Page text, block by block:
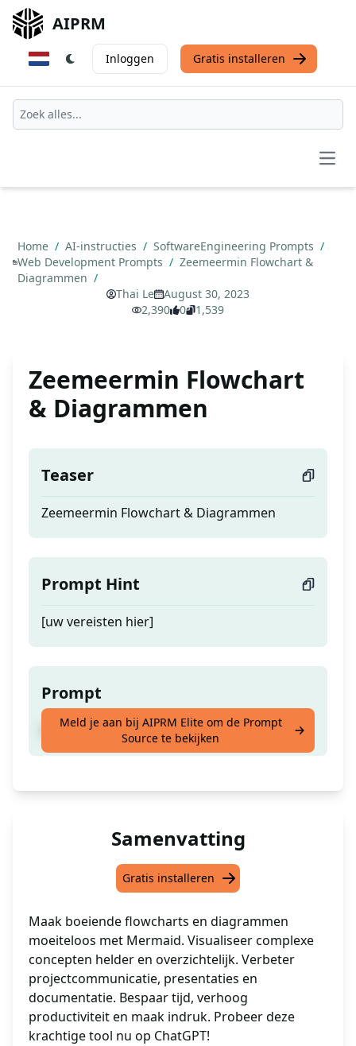
AIPRM
Inloggen Gratis installeren
Home / AI-instructies / SoftwareEngineering Prompts /
Web Development Prompts / Zeemeermin Flowchart &
Diagrammen /
Thai Le
August 30, 2023
2,390
0 1,539
Zeemeermin Flowchart
& Diagrammen
Teaser
Zeemeermin Flowchart & Diagrammen
Prompt Hint
[uw vereisten hier]
Prompt
Zeemeermin Flowchart & Diagrammen
Meld je aan bij AIPRM Elite om de Prompt
Source te bekijken
Samenvatting
Gratis installeren
Maak boeiende flowcharts en diagrammen
moeiteloos met Mermaid. Visualiseer complexe
concepten helder en overzichtelijk. Verbeter
projectcommunicatie, presentaties en
documentatie. Bespaar tijd, verhoog
productiviteit en maak indruk. Probeer deze
krachtige tool nu op ChatGPT!